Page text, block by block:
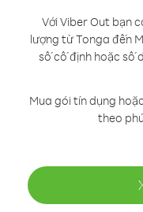
Với Viber Out bạn
lượng từ Tonga đến
số cố định hoặc số
Mua gói tín dụng
theo